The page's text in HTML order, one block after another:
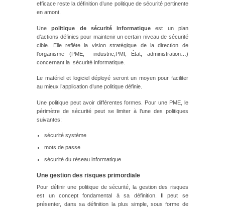
efficace reste la définition d’une politique de sécurité pertinente
en amont.
Unepolitique de sécurité informatique est un plan
d’actions définies pour maintenir un certain niveau de sécurité
cible. Elle reflète la vision stratégique de la direction de
l’organisme (PME, industrie,PMI, État, administration…)
concernant la sécurité informatique.
Le matériel et logiciel déployé seront un moyen pour faciliter
au mieux l’application d’une politique définie.
Une politique peut avoir différentes formes. Pour une PME, le
périmètre de sécurité peut se limiter à l’une des politiques
suivantes:
sécurité système
mots de passe
sécurité du réseau informatique
Une gestion des risques primordiale
Pour définir une politique de sécurité, la gestion des risques
est un concept fondamental à sa définition. Il peut se
présenter, dans sa définition la plus simple, sous forme de